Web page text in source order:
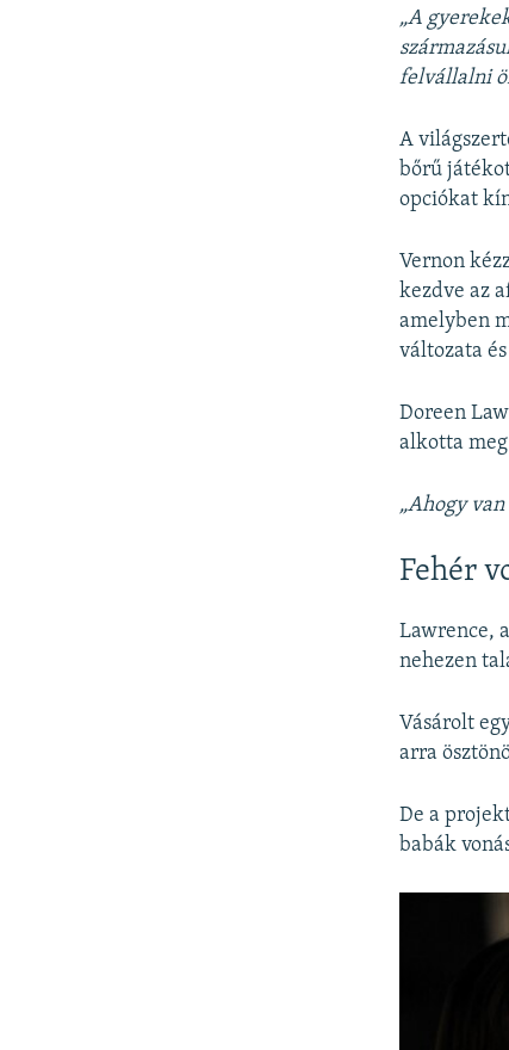
„A
felvállalni
A
bőrű
opciókat
Vernon
kezdve az
amelyben
változata
Doreen
alkotta
„Ahogy
Fehér
Lawrence,
nehezen
Vásárolt
arra
De a
babák